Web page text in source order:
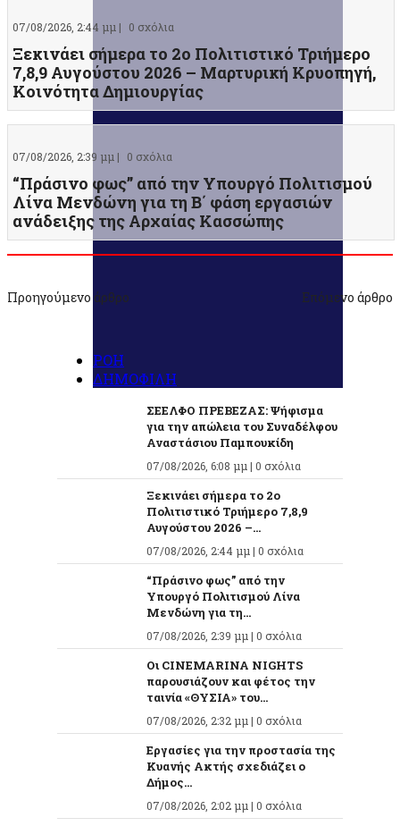
07/08/2026, 2:44 μμ | 0 σχόλια
Ξεκινάει σήμερα το 2ο Πολιτιστικό Τριήμερο
7,8,9 Αυγούστου 2026 – Μαρτυρική Κρυοπηγή,
Κοινότητα Δημιουργίας
07/08/2026, 2:39 μμ | 0 σχόλια
“Πράσινο φως” από την Υπουργό Πολιτισμού
Λίνα Μενδώνη για τη Β΄ φάση εργασιών
ανάδειξης της Αρχαίας Κασσώπης
Προηγούμενο άρθρο Επόμενο άρθρο
ΡΟΗ
ΔΗΜΟΦΙΛΗ
ΣΕΕΛΦΟ ΠΡΕΒΕΖΑΣ: Ψήφισμα
για την απώλεια του Συναδέλφου
Αναστάσιου Παμπουκίδη
07/08/2026, 6:08 μμ | 0 σχόλια
Ξεκινάει σήμερα το 2ο
Πολιτιστικό Τριήμερο 7,8,9
Αυγούστου 2026 –...
07/08/2026, 2:44 μμ | 0 σχόλια
“Πράσινο φως” από την
Υπουργό Πολιτισμού Λίνα
Μενδώνη για τη...
07/08/2026, 2:39 μμ | 0 σχόλια
Οι CINEMARINA NIGHTS
παρουσιάζουν και φέτος την
ταινία «ΘΥΣΙΑ» του...
07/08/2026, 2:32 μμ | 0 σχόλια
Εργασίες για την προστασία της
Κυανής Ακτής σχεδιάζει ο
Δήμος...
07/08/2026, 2:02 μμ | 0 σχόλια